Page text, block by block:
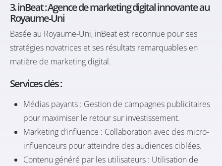
3. inBeat : Agence de marketing digital innovante au
Royaume-Uni
Basée au Royaume-Uni, inBeat est reconnue pour ses
stratégies novatrices et ses résultats remarquables en
matière de marketing digital.​
Services clés :
Médias payants : Gestion de campagnes publicitaires
pour maximiser le retour sur investissement.​
Marketing d’influence : Collaboration avec des micro-
influenceurs pour atteindre des audiences ciblées.​
Contenu généré par les utilisateurs : Utilisation de